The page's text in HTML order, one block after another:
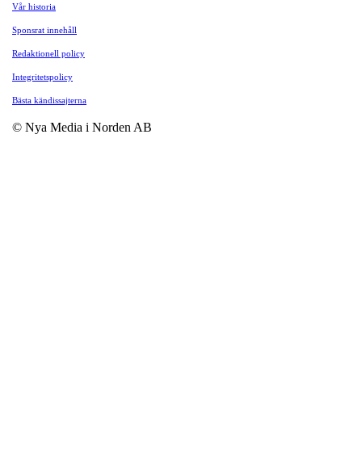
Vår historia
Sponsrat innehåll
Redaktionell policy
Integritetspolicy
Bästa kändissajterna
© Nya Media i Norden AB